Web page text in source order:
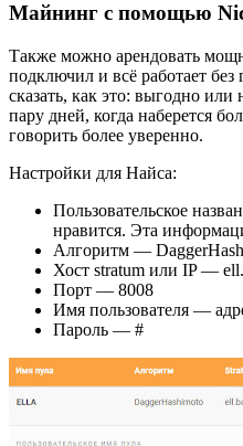
Майнинг с помощью
Также можно арендовать
подключил и всё работает
сказать, как это: выгодно или
пару дней, когда наберется
говорить более уверенно.
Настройки для Найса:
Пользовательское
нравится. Эта
Алгоритм —
Хост stratum или IP —
Порт — 8008
Имя пользователя —
Пароль — #